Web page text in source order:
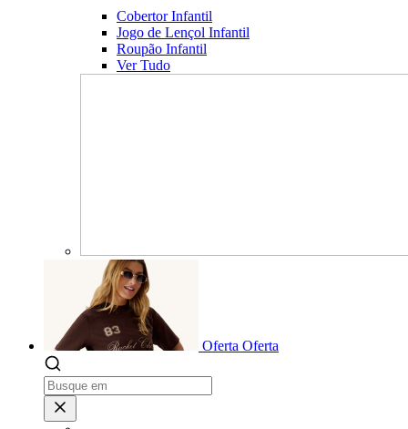
Cobertor Infantil
Jogo de Lençol Infantil
Roupão Infantil
Ver Tudo
Oferta Oferta